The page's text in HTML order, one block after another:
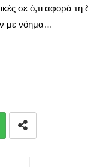
σε ό,τι αφορά
με νόημα…